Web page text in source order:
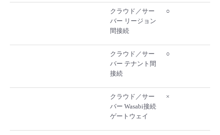
クラウド／サー
バー リージョン
間接続
○
クラウド／サー
バー テナント間
接続
○
クラウド／サー
バー Wasabi接続
ゲートウェイ
×